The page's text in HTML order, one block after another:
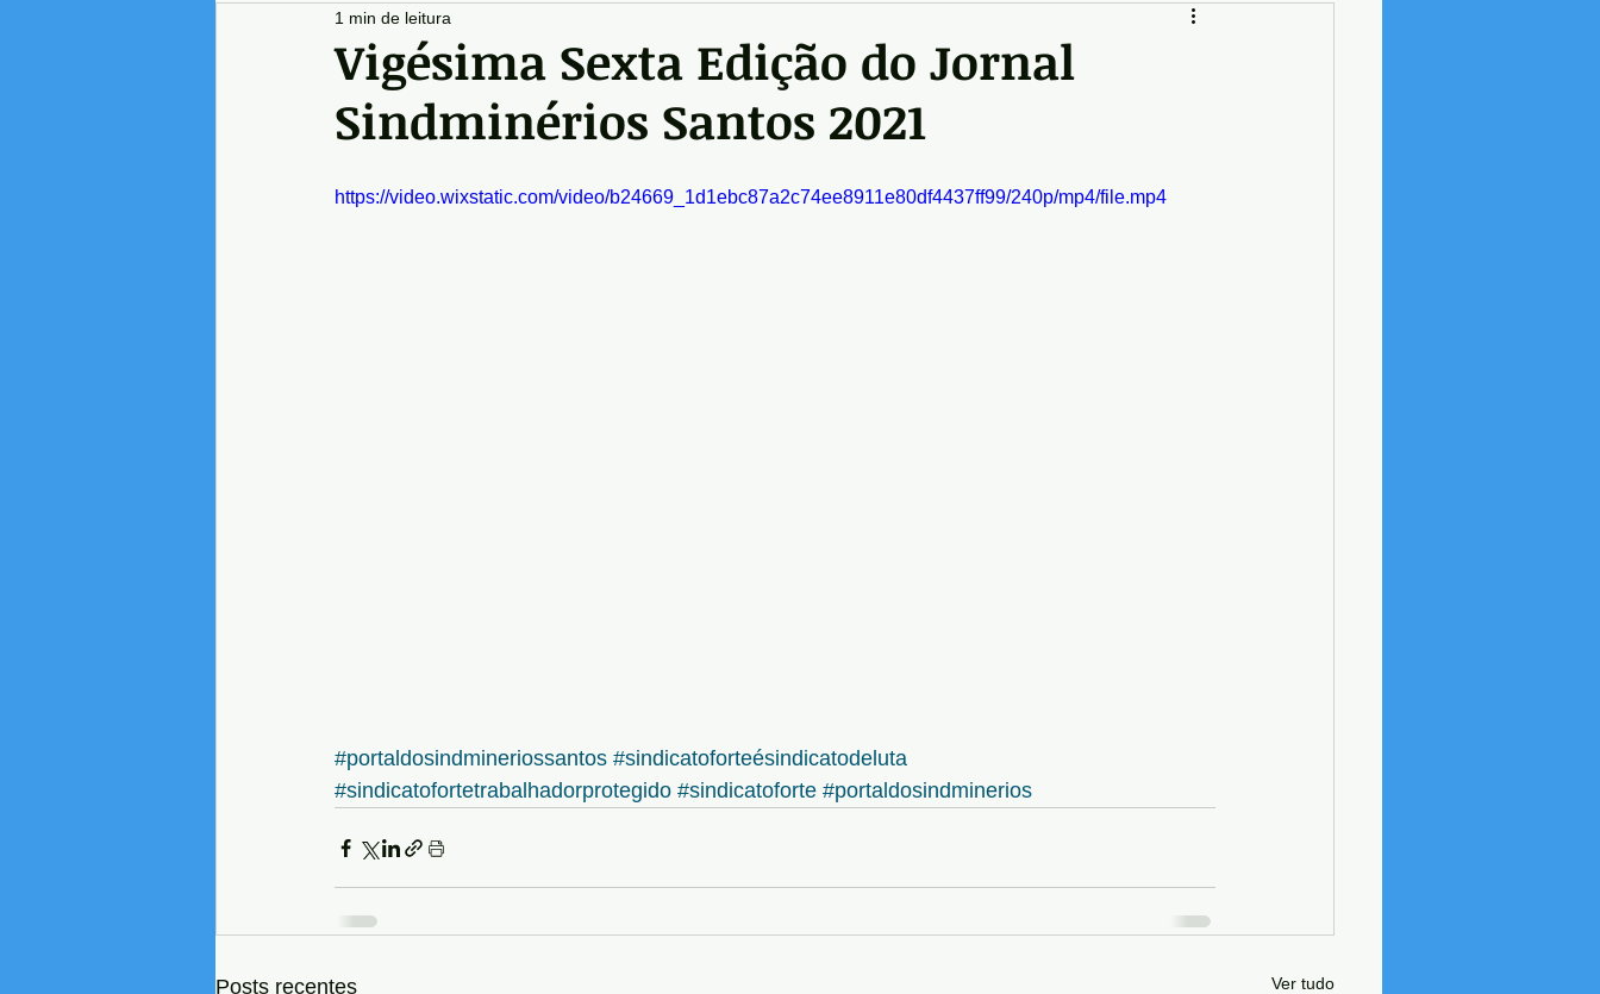
Mundo Sindical
Vigésima Sexta Edição do Jornal
Sindminérios Santos 2021
1 min de leitura
https://video.wixstatic.com/video/b24669_1d1ebc87a2c74ee8911e80df4437ff99/240p/mp4/file.mp4
#portaldosindmineriossantos #sindicatoforteésindicatodeluta
#sindicatofortetrabalhadorprotegido #sindicatoforte #portaldosindminerios
Posts recentes Ver tudo